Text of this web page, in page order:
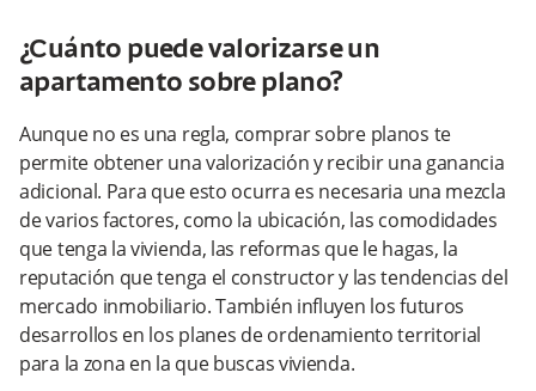
¿Cuánto puede valorizarse un
apartamento sobre plano?
Aunque no es una regla, comprar sobre planos te
permite obtener una valorización y recibir una ganancia
adicional. Para que esto ocurra es necesaria una mezcla
de varios factores, como la ubicación, las comodidades
que tenga la vivienda, las reformas que le hagas, la
reputación que tenga el constructor y las tendencias del
mercado inmobiliario. También influyen los futuros
desarrollos en los planes de ordenamiento territorial
para la zona en la que buscas vivienda.